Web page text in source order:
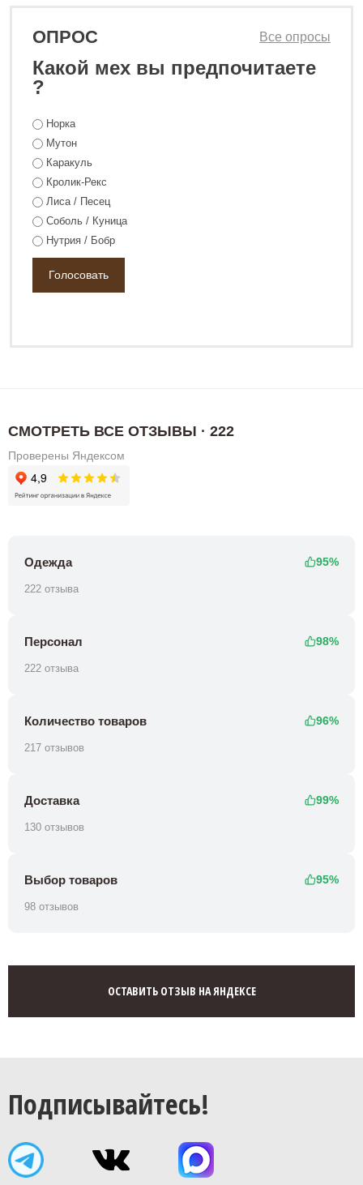
142 800 ₽
ОПРОС
Какой мех вы предпочитаете
?
Все опросы
Норка
Мутон
Каракуль
Кролик-Рекс
Лиса / Песец
Соболь / Куница
Нутрия / Бобр
СМОТРЕТЬ ВСЕ ОТЗЫВЫ · 222
Проверены Яндексом
Одежда 95%
222 отзыва
Персонал 98%
222 отзыва
Количество товаров 96%
217 отзывов
Доставка 99%
130 отзывов
Выбор товаров 95%
98 отзывов
ОСТАВИТЬ ОТЗЫВ НА ЯНДЕКСЕ
Подписывайтесь!